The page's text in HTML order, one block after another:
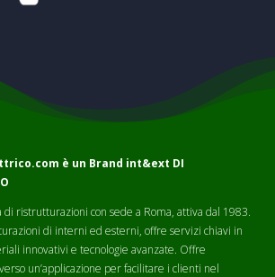
è un Brand int&ext DI
di ristrutturazioni con sede a Roma, attiva dal 1983.
di interni ed esterni, offre servizi chiavi in
innovativi e tecnologie avanzate. Offre
un’applicazione per facilitare i clienti nel